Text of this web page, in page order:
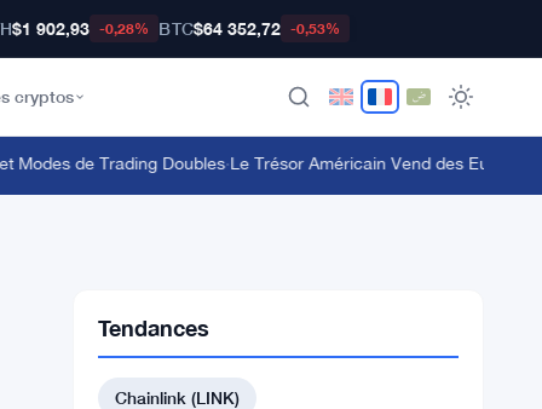
$1 902,93 -0,28% BTC$64 352,72 -0,53%
cryptos
de Trading Doubles·Le Trésor Américain Vend des Euros pour
Tendances
Chainlink (LINK)